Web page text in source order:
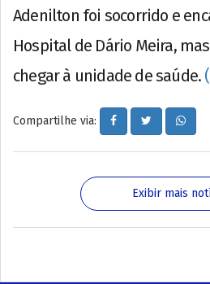
Adenilton foi socorrido e
Hospital de Dário Meira,
chegar à unidade de saúde.
Compartilhe via:
Exibir mais